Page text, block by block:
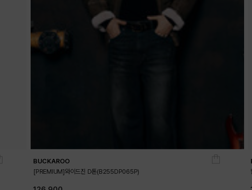
BUCKAROO
[PREMIUM]와이드진 D톤(B255DP065P)